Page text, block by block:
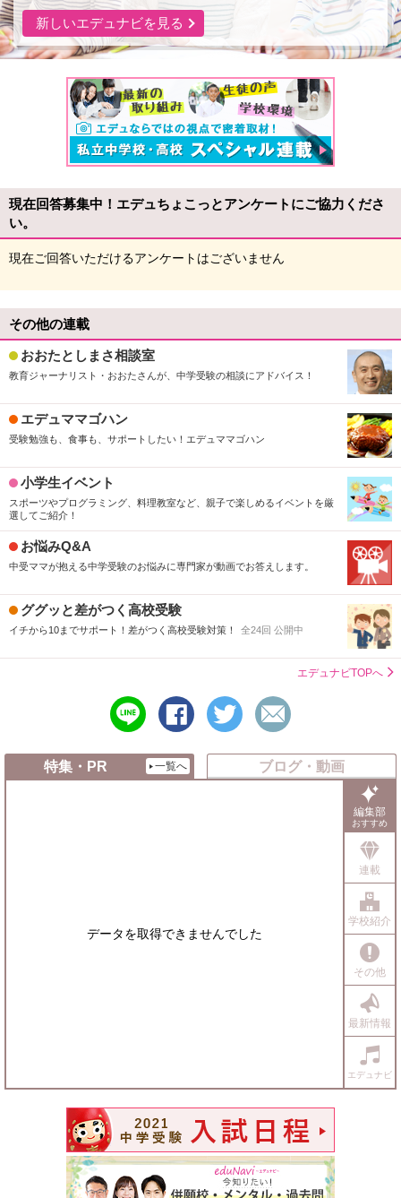
新しいエデュナビを見る
現在回答募集中！エデュちょこっとアンケートにご協力くださ
い。
現在ご回答いただけるアンケートはございません
その他の連載
おおたとしまさ相談室
教育ジャーナリスト・おおたさんが、中学受験の相談にアドバイス！
エデュママゴハン
受験勉強も、食事も、サポートしたい！エデュママゴハン
小学生イベント
スポーツやプログラミング、料理教室など、親子で楽しめるイベントを厳
選してご紹介！
お悩みQ&A
中受ママが抱える中学受験のお悩みに専門家が動画でお答えします。
ググッと差がつく高校受験
イチから10までサポート！差がつく高校受験対策！ 全24回 公開中
エデュナビTOPへ
line
で
る
シ
ェ
す
る
ツ
イ
す
メ
ー
で
送
特集・PR 一覧へ ブログ・動画
編集部
おすすめ
連載
学校紹介
その他
最新情報
エデュナビ
データを取得できませんでした